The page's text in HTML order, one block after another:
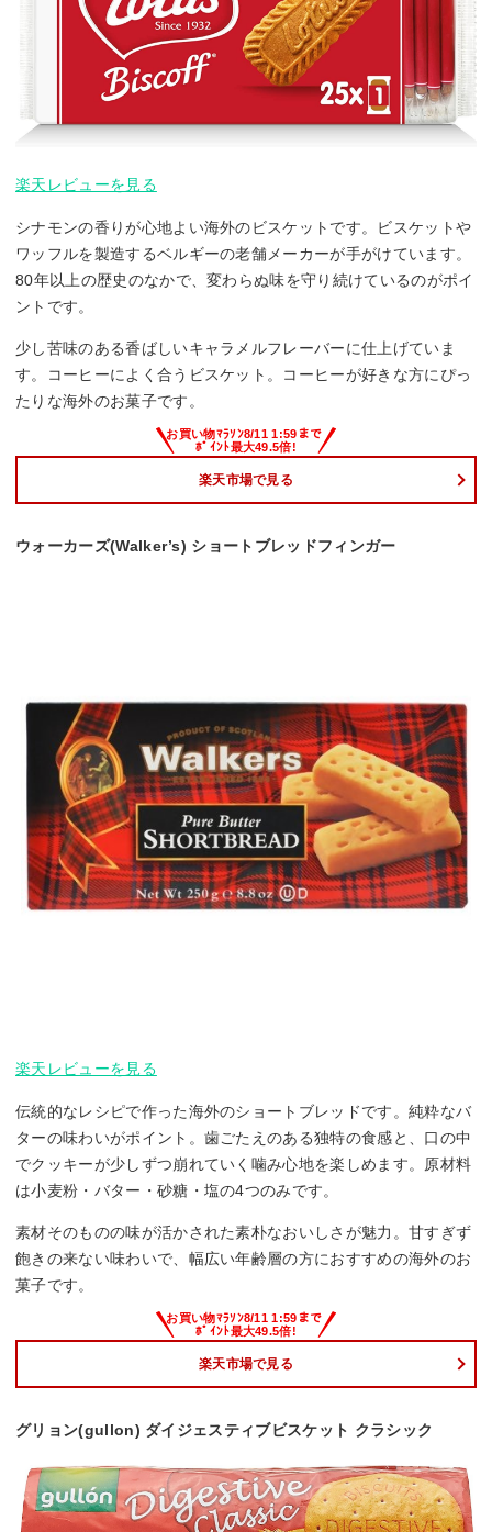
楽天レビューを見る
シナモンの香りが心地よい海外のビスケットです。ビスケットや
ワッフルを製造するベルギーの老舗メーカーが手がけています。
80年以上の歴史のなかで、変わらぬ味を守り続けているのがポイ
ントです。
少し苦味のある香ばしいキャラメルフレーバーに仕上げていま
す。コーヒーによく合うビスケット。コーヒーが好きな方にぴっ
たりな海外のお菓子です。
楽天市場で見る
ウォーカーズ(Walker’s) ショートブレッドフィンガー
楽天レビューを見る
伝統的なレシピで作った海外のショートブレッドです。純粋なバ
ターの味わいがポイント。歯ごたえのある独特の食感と、口の中
でクッキーが少しずつ崩れていく噛み心地を楽しめます。原材料
は小麦粉・バター・砂糖・塩の4つのみです。
素材そのものの味が活かされた素朴なおいしさが魅力。甘すぎず
飽きの来ない味わいで、幅広い年齢層の方におすすめの海外のお
菓子です。
楽天市場で見る
グリョン(gullon) ダイジェスティブビスケット クラシック